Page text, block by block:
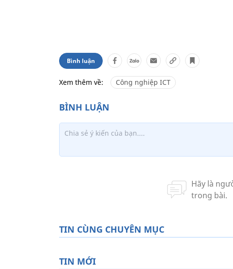
Bình luận
Xem thêm về: Công nghiệp ICT
TIN CÙNG CHUYÊN MỤC
TIN MỚI